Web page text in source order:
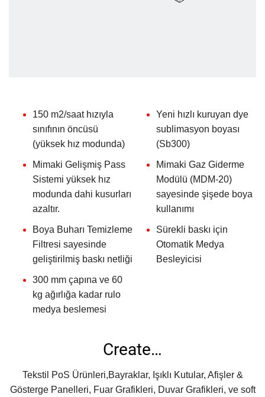
150 m2/saat hızıyla
sınıfının öncüsü
(yüksek hız modunda)
Yeni hızlı kuruyan dye
sublimasyon boyası
(Sb300)
Mimaki Gelişmiş Pass
Sistemi yüksek hız
modunda dahi kusurları
azaltır.
Mimaki Gaz Giderme
Modülü (MDM-20)
sayesinde şişede boya
kullanımı
Boya Buharı Temizleme
Filtresi sayesinde
geliştirilmiş baskı netliği
Sürekli baskı için
Otomatik Medya
Besleyicisi
300 mm çapına ve 60
kg ağırlığa kadar rulo
medya beslemesi
Create…
Tekstil PoS Ürünleri,Bayraklar, Işıklı Kutular, Afişler &
Gösterge Panelleri, Fuar Grafikleri, Duvar Grafikleri, ve soft